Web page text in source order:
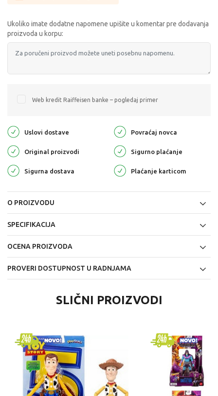
Ukoliko imate dodatne napomene upišite u komentar pre dodavanja
proizvoda u korpu:
Web kredit Raiffeisen banke – pogledaj primer
Uslovi dostave Povraćaj novca
Original proizvodi Sigurno plaćanje
Sigurna dostava Plaćanje karticom
O PROIZVODU
SPECIFIKACIJA
OCENA PROIZVODA
PROVERI DOSTUPNOST U RADNJAMA
SLIČNI PROIZVODI